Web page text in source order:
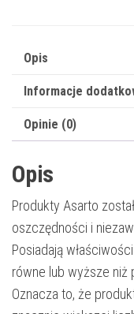
12000
black
Opis
Informacje
Opinie (0)
Opis
Produkty Asarto
oszczędności i
Posiadają
równe lub wyższe niż
Oznacza to, że